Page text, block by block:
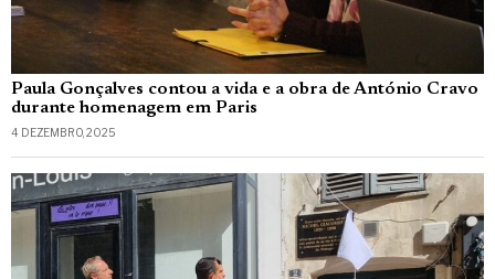
Paula Gonçalves contou a vida e a obra de António Cravo
durante homenagem em Paris
4 DEZEMBRO, 2025